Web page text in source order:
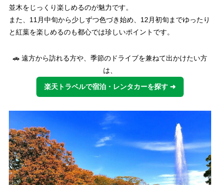
並木をじっくり楽しめるのが魅力です。
また、11月中旬から少しずつ色づき始め、12月初旬までゆったり
と紅葉を楽しめるのも都心では珍しいポイントです。
🚗 遠方から訪れる方や、季節のドライブを兼ねて出かけたい方
は、
楽天トラベルで宿泊・レンタカーを探す ➜